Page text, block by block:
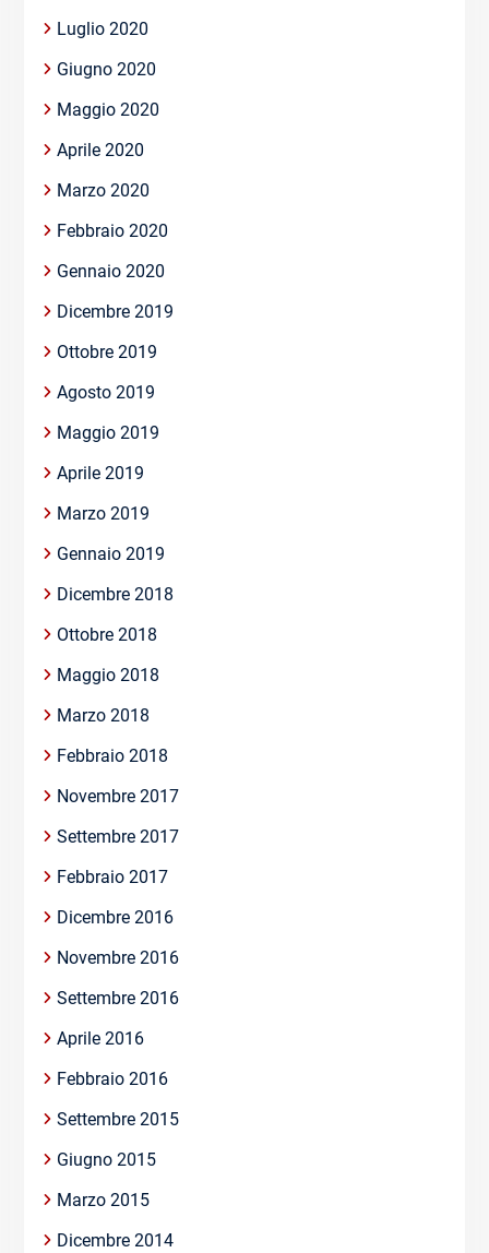
Luglio 2020
Giugno 2020
Maggio 2020
Aprile 2020
Marzo 2020
Febbraio 2020
Gennaio 2020
Dicembre 2019
Ottobre 2019
Agosto 2019
Maggio 2019
Aprile 2019
Marzo 2019
Gennaio 2019
Dicembre 2018
Ottobre 2018
Maggio 2018
Marzo 2018
Febbraio 2018
Novembre 2017
Settembre 2017
Febbraio 2017
Dicembre 2016
Novembre 2016
Settembre 2016
Aprile 2016
Febbraio 2016
Settembre 2015
Giugno 2015
Marzo 2015
Dicembre 2014